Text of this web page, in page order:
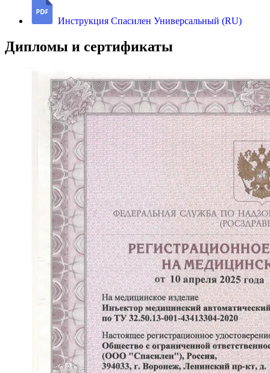
Инструкция Спасилен Универсальный (RU)
Дипломы и сертификаты